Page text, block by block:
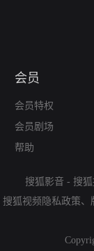
会员
会员特权
会员剧场
帮助
搜狐影音 - 搜
搜狐视频隐私政策、